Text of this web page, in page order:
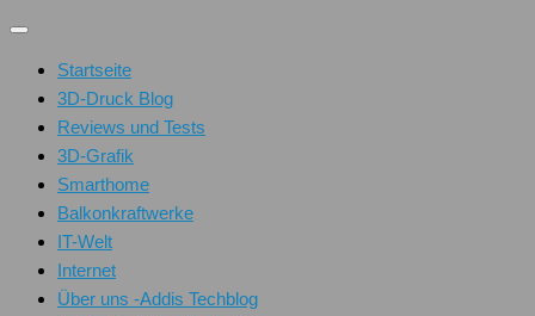
Unter
Inhalt
Startseite
3D-Druck Blog
Reviews und Tests
3D-Grafik
Smarthome
Balkonkraftwerke
IT-Welt
Internet
Über uns -Addis Techblog